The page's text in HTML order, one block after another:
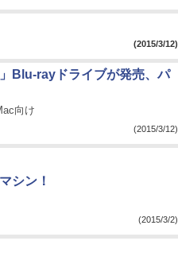
(2015/3/12)
Blu-rayドライブが発売、パ
向け
(2015/3/12)
シン！
(2015/3/2)